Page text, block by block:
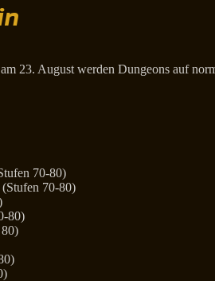
23. August werden Dungeons auf
70-80)
70-80)
80)